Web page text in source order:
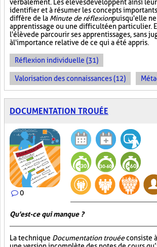
verbalement. Les élèves développent ainsi
identifier et à résumer les concepts
diffère de la Minute de réflexionpuisqu'elle
apprentissage ou une difficulté en particulier.
l'élève de parcourir ses apprentissages, sans
à l'importance relative de ce qui a été appris.
Réflexion individuelle (31)
Valorisation des connaissances (12)
DOCUMENTATION TROUÉE
0
Qu'est-ce qui manque ?
La technique Documentation trouéeconsiste